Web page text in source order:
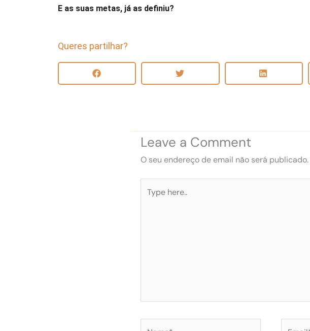
E as suas metas, já as definiu?
Queres partilhar?
Leave a Comment
O seu endereço de email não será publicado.
here..